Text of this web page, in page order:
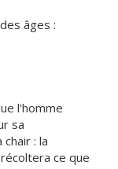
âges :
l'homme
sa
: la
ce que